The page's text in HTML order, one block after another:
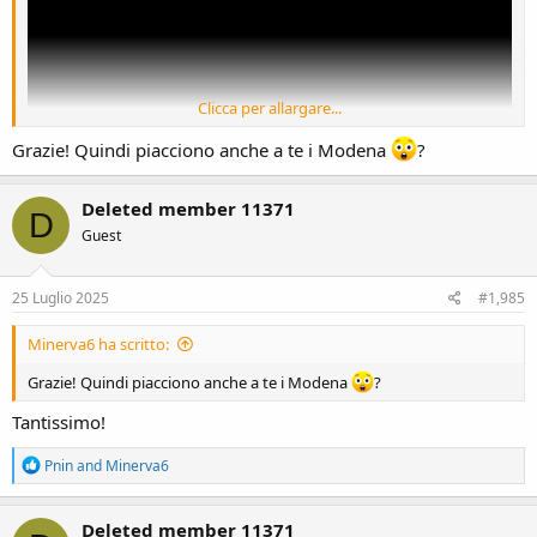
Clicca per allargare...
Grazie! Quindi piacciono anche a te i Modena ?
D Deleted member 11371
Guest
25 Luglio 2025 #1,985
Minerva6 ha scritto:
Grazie! Quindi piacciono anche a te i Modena
?
Tantissimo!
R
e
a
c
Pninand Minerva6
Deleted member 11371